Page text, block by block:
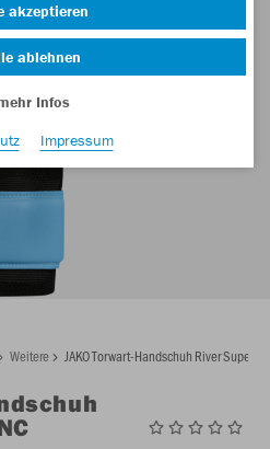
Weitere JAKO Torwart-Handschuh River
akzeptieren
ablehnen
Infos
Impressum